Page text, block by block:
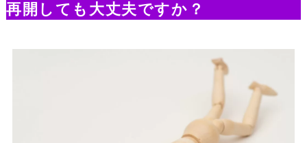
再開しても大丈夫ですか？